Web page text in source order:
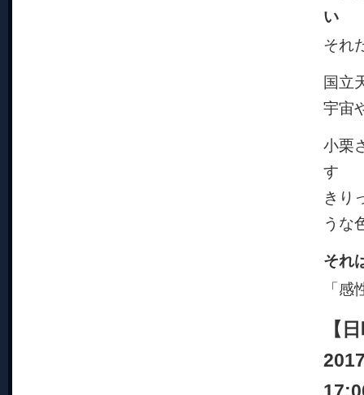
い
それ
国立
宇宙
小栗
す
きり
うな
それ
「
【